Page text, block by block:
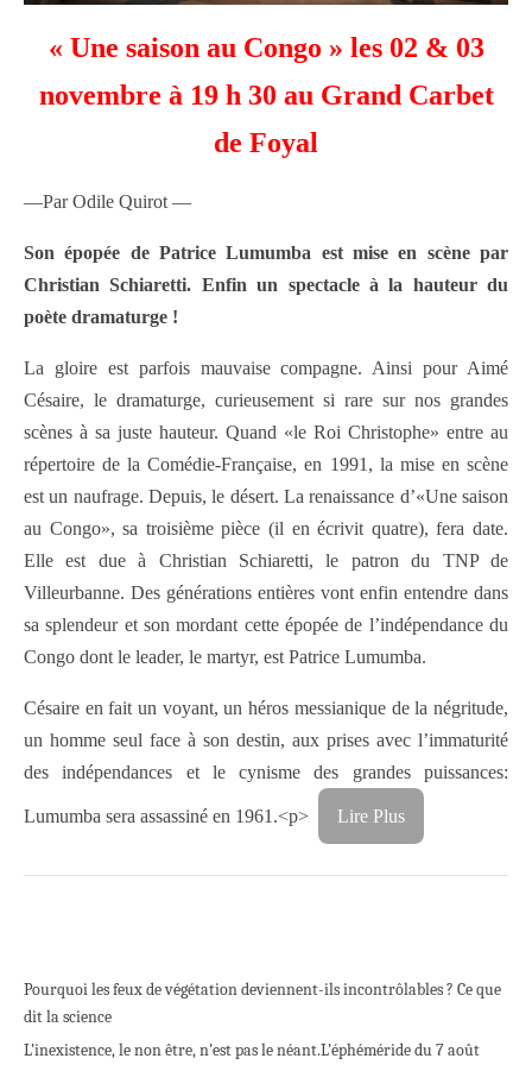
« Une saison au Congo » les 02 & 03
novembre à 19 h 30 au Grand Carbet
de Foyal
—Par Odile Quirot —
Son épopée de Patrice Lumumba est mise en scène par
Christian Schiaretti. Enfin un spectacle à la hauteur du
poète dramaturge !
La gloire est parfois mauvaise compagne. Ainsi pour Aimé
Césaire, le dramaturge, curieusement si rare sur nos grandes
scènes à sa juste hauteur. Quand «le Roi Christophe» entre au
répertoire de la Comédie-Française, en 1991, la mise en scène
est un naufrage. Depuis, le désert. La renaissance d’«Une saison
au Congo», sa troisième pièce (il en écrivit quatre), fera date.
Elle est due à Christian Schiaretti, le patron du TNP de
Villeurbanne. Des générations entières vont enfin entendre dans
sa splendeur et son mordant cette épopée de l’indépendance du
Congo dont le leader, le martyr, est Patrice Lumumba.
Césaire en fait un voyant, un héros messianique de la négritude,
un homme seul face à son destin, aux prises avec l’immaturité
des indépendances et le cynisme des grandes puissances:
Lumumba sera assassiné en 1961.<p> Lire Plus
Pourquoi les feux de végétation deviennent-ils incontrôlables ? Ce que
dit la science
L’inexistence, le non être, n’est pas le néant.L’éphéméride du 7 août